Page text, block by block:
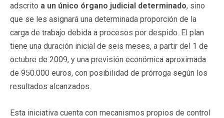
adscrito a un único órgano judicial determinado, sino
que se les asignará una determinada proporción de la
carga de trabajo debida a procesos por despido. El plan
tiene una duración inicial de seis meses, a partir del 1 de
octubre de 2009, y una previsión económica aproximada
de 950.000 euros, con posibilidad de prórroga según los
resultados alcanzados.
Esta iniciativa cuenta con mecanismos propios de control